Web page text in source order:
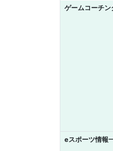
ゲームコーチ
eスポーツ情報